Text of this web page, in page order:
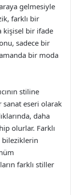
gelmesiyle
farklı bir
kişisel bir ifade
sadece bir
bir moda
stiline
sanat eseri olarak
daha
olurlar. Farklı
bileziklerin
farklı stiller